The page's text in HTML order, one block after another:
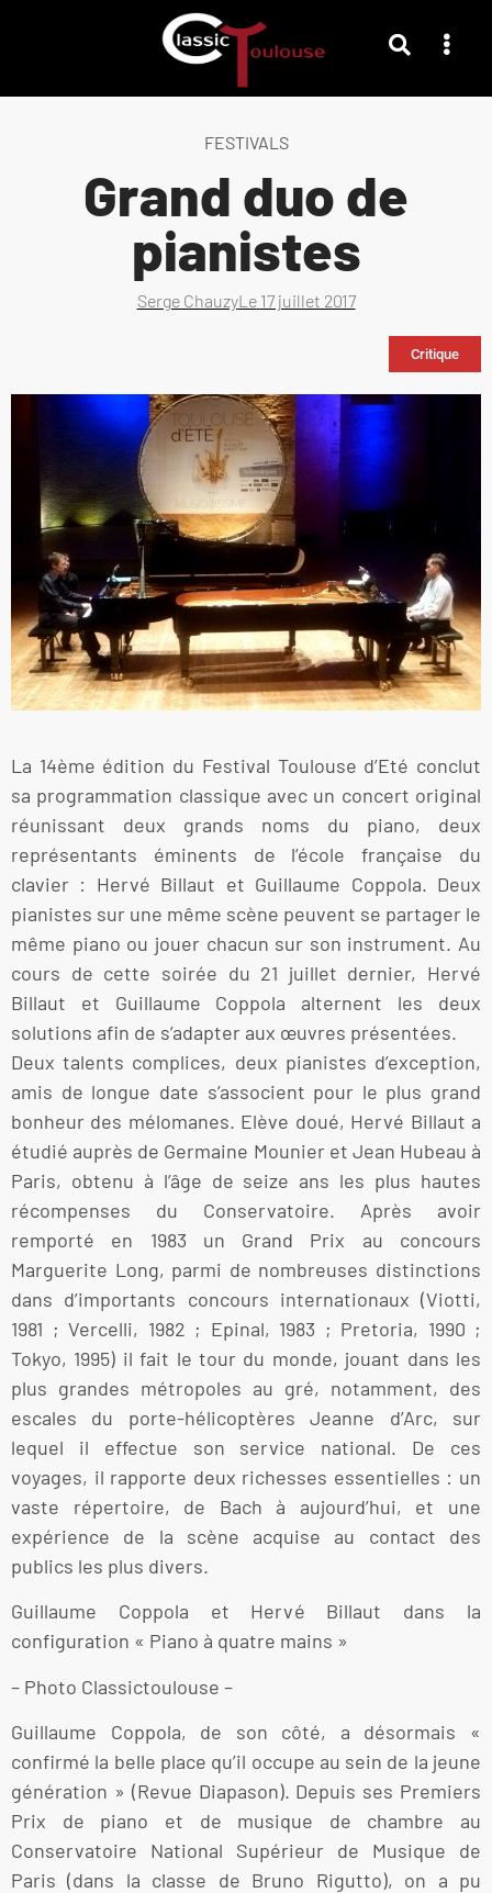
FESTIVALS
Grand duo de
pianistes
Serge ChauzyLe 17 juillet 2017
Critique
La 14ème édition du Festival Toulouse d’Eté conclut
sa programmation classique avec un concert original
réunissant deux grands noms du piano, deux
représentants éminents de l’école française du
clavier : Hervé Billaut et Guillaume Coppola. Deux
pianistes sur une même scène peuvent se partager le
même piano ou jouer chacun sur son instrument. Au
cours de cette soirée du 21 juillet dernier, Hervé
Billaut et Guillaume Coppola alternent les deux
solutions afin de s’adapter aux œuvres présentées.
Deux talents complices, deux pianistes d’exception,
amis de longue date s’associent pour le plus grand
bonheur des mélomanes. Elève doué, Hervé Billaut a
étudié auprès de Germaine Mounier et Jean Hubeau à
Paris, obtenu à l’âge de seize ans les plus hautes
récompenses du Conservatoire. Après avoir
remporté en 1983 un Grand Prix au concours
Marguerite Long, parmi de nombreuses distinctions
dans d’importants concours internationaux (Viotti,
1981 ; Vercelli, 1982 ; Epinal, 1983 ; Pretoria, 1990 ;
Tokyo, 1995) il fait le tour du monde, jouant dans les
plus grandes métropoles au gré, notamment, des
escales du porte-hélicoptères Jeanne d’Arc, sur
lequel il effectue son service national. De ces
voyages, il rapporte deux richesses essentielles : un
vaste répertoire, de Bach à aujourd’hui, et une
expérience de la scène acquise au contact des
publics les plus divers.
Guillaume Coppola et Hervé Billaut dans la
configuration « Piano à quatre mains »
– Photo Classictoulouse –
Guillaume Coppola, de son côté, a désormais «
confirmé la belle place qu’il occupe au sein de la jeune
génération » (Revue Diapason). Depuis ses Premiers
Prix de piano et de musique de chambre au
Conservatoire National Supérieur de Musique de
Paris (dans la classe de Bruno Rigutto), on a pu